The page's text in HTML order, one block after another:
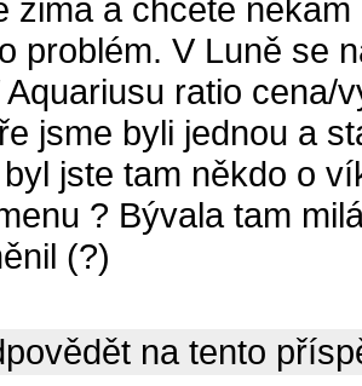
zima a chcete
problém. V Luně se
ratio cena/
jsme byli jednou a
jste tam někdo o
? Bývala tam
(?)
na tento